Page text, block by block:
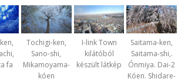
fa
Tochigi-ken,
Sano-shi,
Mikamoyama-
kóen
I-link Town
kilátóból
készült látkép
Saitama-ken,
Saitama-shi,.
Ónmiya. Dai-2
Kóen. Shidare-